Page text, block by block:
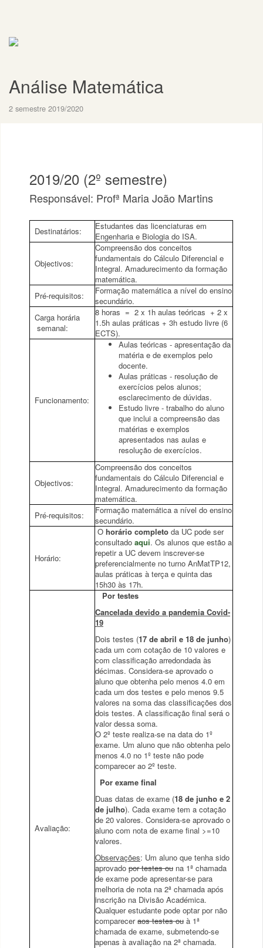
Análise Matemática
2 semestre 2019/2020
2019/20 (2º semestre)
Responsável: Profª Maria João Martins
Destinatários:
Estudantes das licenciaturas em
Engenharia e Biologia do ISA.
Objectivos:
Compreensão dos conceitos
fundamentais do Cálculo Diferencial e
Integral. Amadurecimento da formação
matemática.
Pré-requisitos:
Formação matemática a nível do ensino
secundário.
Carga horária
semanal:
8 horas = 2 x 1h aulas teóricas + 2 x
1.5h aulas práticas + 3h estudo livre (6
ECTS).
Funcionamento:
Aulas teóricas - apresentação da
matéria e de exemplos pelo
docente.
Aulas práticas - resolução de
exercícios pelos alunos;
esclarecimento de dúvidas.
Estudo livre - trabalho do aluno
que inclui a compreensão das
matérias e exemplos
apresentados nas aulas e
resolução de exercícios.
Objectivos:
Compreensão dos conceitos
fundamentais do Cálculo Diferencial e
Integral. Amadurecimento da formação
matemática.
Pré-requisitos:
Formação matemática a nível do ensino
secundário.
Horário:
O horário completo da UC pode ser
consultado aqui. Os alunos que estão a
repetir a UC devem inscrever-se
preferencialmente no turno AnMatTP12,
aulas práticas à terça e quinta das
15h30 às 17h.
Avaliação:
Por testes
Cancelada devido a pandemia Covid-
19
Dois testes (17 de abril e 18 de junho)
cada um com cotação de 10 valores e
com classificação arredondada às
décimas. Considera-se aprovado o
aluno que obtenha pelo menos 4.0 em
cada um dos testes e pelo menos 9.5
valores na soma das classificações dos
dois testes. A classificação final será o
valor dessa soma.
O 2º teste realiza-se na data do 1º
exame. Um aluno que não obtenha pelo
menos 4.0 no 1º teste não pode
comparecer ao 2º teste.
Por exame final
Duas datas de exame (18 de junho e 2
de julho). Cada exame tem a cotação
de 20 valores. Considera-se aprovado o
aluno com nota de exame final >=10
valores.
Observações: Um aluno que tenha sido
aprovado por testes ou na 1ª chamada
de exame pode apresentar-se para
melhoria de nota na 2ª chamada após
inscrição na Divisão Académica.
Qualquer estudante pode optar por não
compareceraos testes ou à 1ª
chamada de exame, submetendo-se
apenas à avaliação na 2ª chamada.